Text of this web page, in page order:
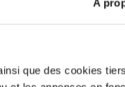
À
que des cookies